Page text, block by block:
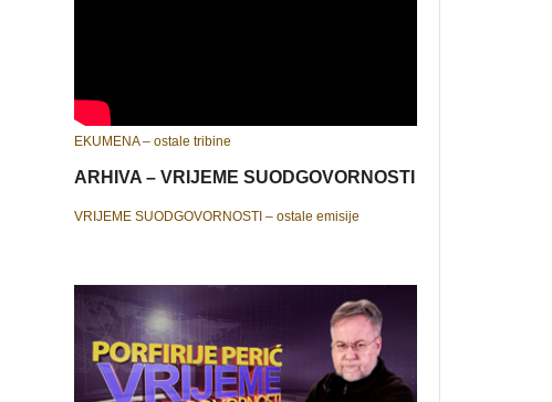
EKUMENA – ostale tribine
ARHIVA – VRIJEME SUODGOVORNOSTI
VRIJEME SUODGOVORNOSTI – ostale emisije